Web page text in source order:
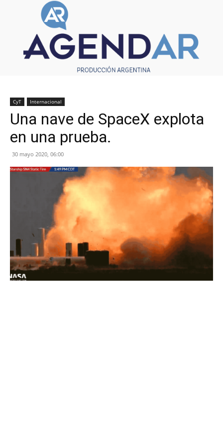
CyT Internacional
Una nave de SpaceX explota
en una prueba.
30 mayo 2020, 06:00